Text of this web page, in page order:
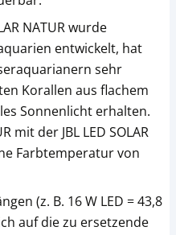
NATUR wurde
entwickelt, hat
sehr
Korallen aus flachem
Sonnenlicht erhalten.
mit der JBL LED SOLAR
Farbtemperatur von
(z. B. 16 W LED = 43,8
auf die zu ersetzende